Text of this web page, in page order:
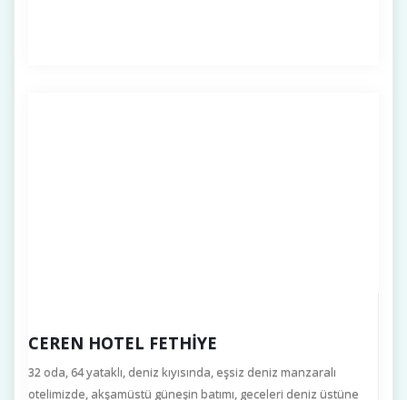
CEREN HOTEL FETHIYE
32 oda, 64 yataklı, deniz kıyısında, eşsiz deniz manzaralı
otelimizde, akşamüstü güneşin batımı, geceleri deniz üstüne